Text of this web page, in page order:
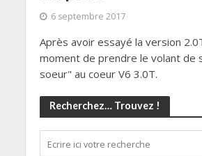
6 septembre 2017
Après avoir essayé la version
moment de prendre le volant de
soeur" au coeur V6 3.0T.
Recherchez… Trouvez !